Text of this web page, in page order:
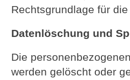
Rechtsgrundlage für
Datenlöschung und
Die
werden gelöscht oder